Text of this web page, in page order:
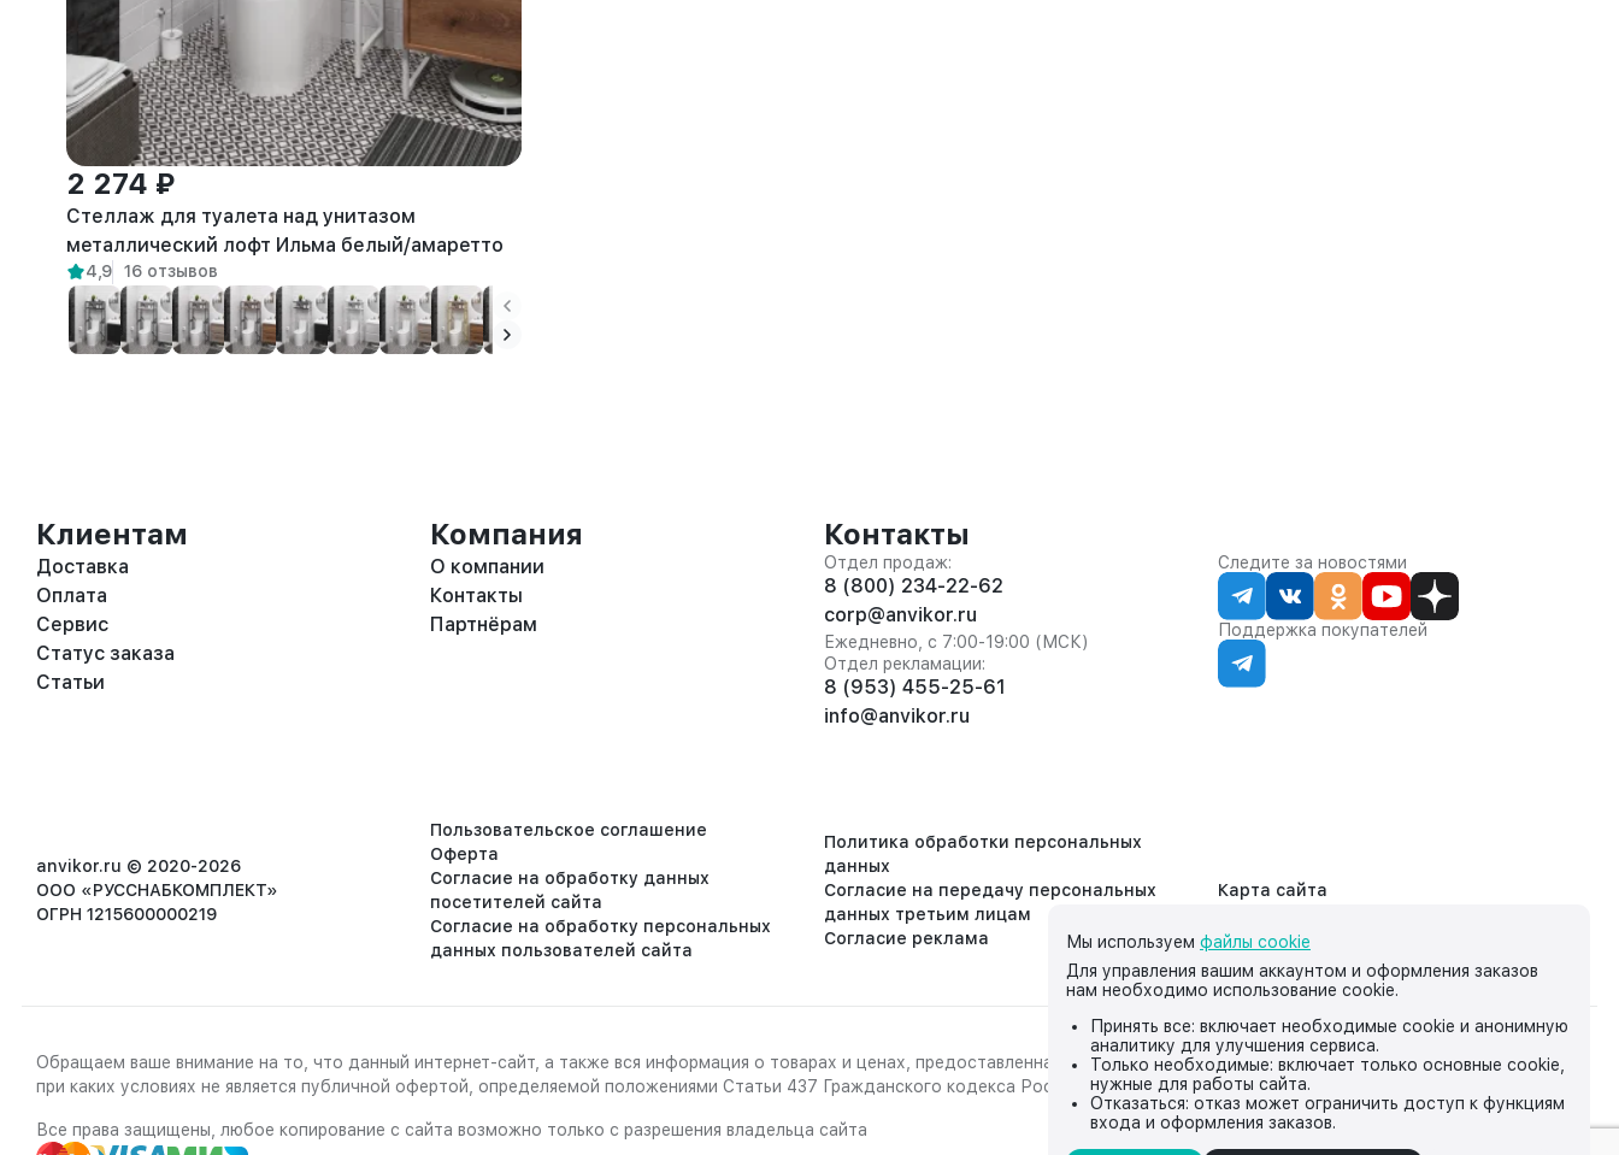
2 274 ₽
Стеллаж для туалета над унитазом
металлический лофт Ильма белый/амаретто
4,9 16 отзывов
Клиентам
Доставка
Оплата
Сервис
Статус заказа
Статьи
Компания
О компании
Контакты
Партнёрам
Контакты
Отдел продаж:
8 (800) 234-22-62
corp@anvikor.ru
Ежедневно, с 7:00-19:00 (МСК)
Отдел рекламации:
8 (953) 455-25-61
info@anvikor.ru
Следите за новостями
Поддержка покупателей
anvikor.ru © 2020-2026
ООО «РУССНАБКОМПЛЕКТ»
ОГРН 1215600000219
Пользовательское соглашение
Оферта
Согласие на обработку данных
посетителей сайта
Согласие на обработку персональных
данных пользователей сайта
Политика обработки персональных
данных
Согласие на передачу персональных
данных третьим лицам
Согласие реклама
Карта сайта
Обращаем ваше внимание на то, что данный интернет-сайт, а также вся информация о товарах и ценах, предоставленная на нём, носит исключительно информационный характер и ни
при каких условиях не является публичной офертой, определяемой положениями Статьи 437 Гражданского кодекса Российской Федерации.
Все права защищены, любое копирование с сайта возможно только с разрешения владельца сайта
Мы используем файлы cookie
Для управления вашим аккаунтом и оформления заказов
нам необходимо использование cookie.
Принять все: включает необходимые cookie и анонимную
аналитику для улучшения сервиса.
Только необходимые: включает только основные cookie,
нужные для работы сайта.
Отказаться: отказ может ограничить доступ к функциям
входа и оформления заказов.